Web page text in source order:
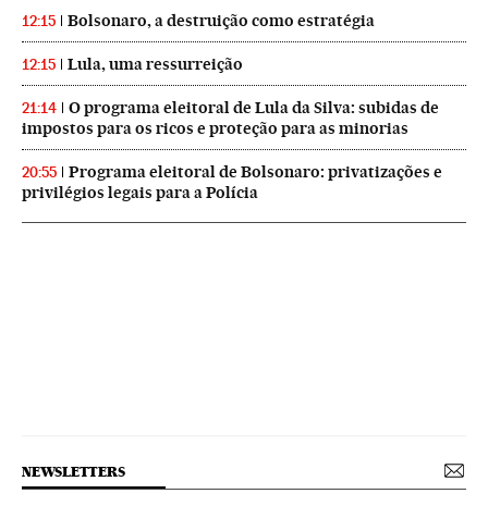
12:15 Bolsonaro, a destruição como estratégia
12:15 Lula, uma ressurreição
21:14
O programa eleitoral de Lula da Silva: subidas de
impostos para os ricos e proteção para as minorias
20:55
Programa eleitoral de Bolsonaro: privatizações e
privilégios legais para a Polícia
NEWSLETTERS